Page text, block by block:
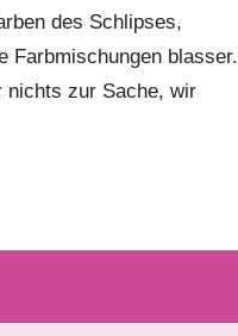
des Schlipses,
Farbmischungen blasser.
nichts zur Sache, wir